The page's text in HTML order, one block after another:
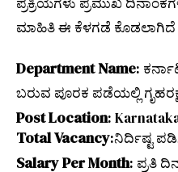
ಮಾಹಿತಿ ಈ ಕೆಳಗಡೆ
Department Name:
ಬರುವ ಪೂರಕ ಪಡೆಯಲ್ಲಿ
Post Location:
Total Vacancy:ನಿರ್ದಿಷ್ಟ
Salary Per Month: ಪ್ರತಿ